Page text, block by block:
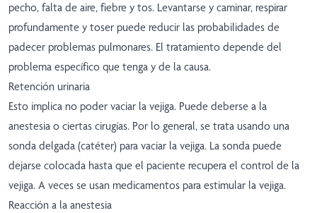
pecho, falta de aire, fiebre y tos. Levantarse y caminar, respirar
profundamente y toser puede reducir las probabilidades de
padecer problemas pulmonares. El tratamiento depende del
problema específico que tenga y de la causa.
Retención urinaria
Esto implica no poder vaciar la vejiga. Puede deberse a la
anestesia o ciertas cirugías. Por lo general, se trata usando una
sonda delgada (catéter) para vaciar la vejiga. La sonda puede
dejarse colocada hasta que el paciente recupera el control de la
vejiga. A veces se usan medicamentos para estimular la vejiga.
Reacción a la anestesia